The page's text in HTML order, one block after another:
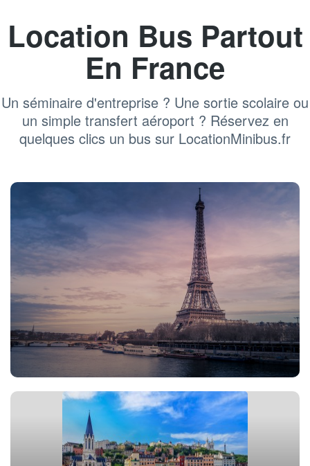
Location Bus Partout
En France
Un séminaire d'entreprise ? Une sortie scolaire ou
un simple transfert aéroport ? Réservez en
quelques clics un bus sur LocationMinibus.fr
Location bus Paris